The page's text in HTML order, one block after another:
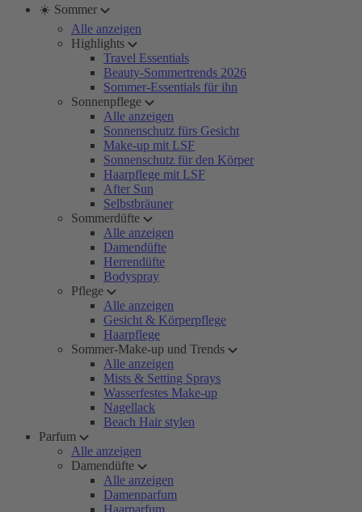
☀️ Sommer
Alle anzeigen
Highlights
Travel Essentials
Beauty-Sommertrends 2026
Sommer-Essentials für ihn
Sonnenpflege
Alle anzeigen
Sonnenschutz fürs Gesicht
Make-up mit LSF
Sonnenschutz für den Körper
Haarpflege mit LSF
After Sun
Selbstbräuner
Sommerdüfte
Alle anzeigen
Damendüfte
Herrendüfte
Bodyspray
Pflege
Alle anzeigen
Gesicht & Körperpflege
Haarpflege
Sommer-Make-up und Trends
Alle anzeigen
Mists & Setting Sprays
Wasserfestes Make-up
Nagellack
Beach Hair stylen
Parfum
Alle anzeigen
Damendüfte
Alle anzeigen
Damenparfum
Haarparfum